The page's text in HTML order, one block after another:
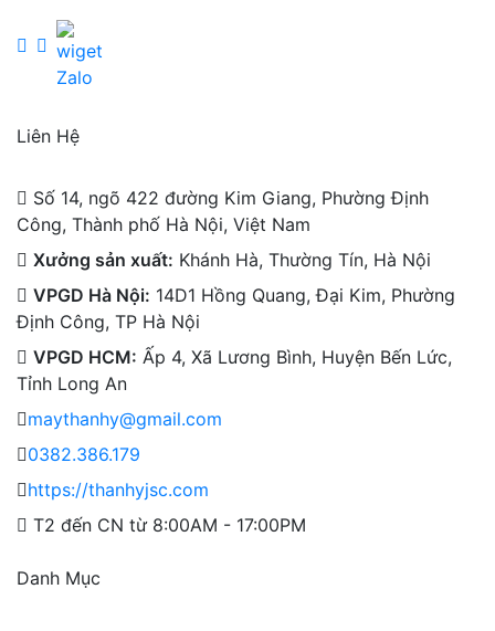
Liên Hệ
Số 14, ngõ 422 đường Kim Giang, Phường Định
Công, Thành phố Hà Nội, Việt Nam
Xưởng sản xuất: Khánh Hà, Thường Tín, Hà Nội
VPGD Hà Nội: 14D1 Hồng Quang, Đại Kim, Phường
Định Công, TP Hà Nội
VPGD HCM: Ấp 4, Xã Lương Bình, Huyện Bến Lức,
Tỉnh Long An
maythanhy@gmail.com
0382.386.179
https://thanhyjsc.com
T2 đến CN từ 8:00AM - 17:00PM
Danh Mục